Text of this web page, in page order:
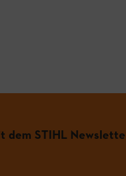
dem STIHL